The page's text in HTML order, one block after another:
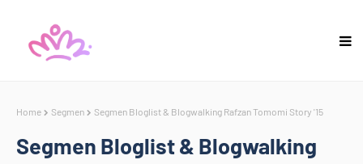
Home Segmen Segmen Bloglist & Blogwalking Rafzan Tomomi Story '15
Segmen Bloglist & Blogwalking